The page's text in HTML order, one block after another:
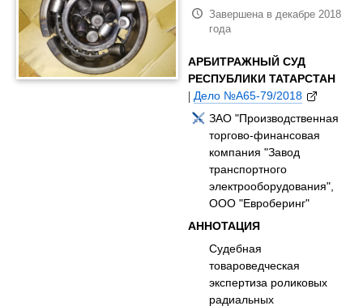
Завершена в декабре 2018
года
АРБИТРАЖНЫЙ СУД
РЕСПУБЛИКИ ТАТАРСТАН
|Дело №А65-79/2018
ЗАО "Производственная
торгово-финансовая
компания "Завод
транспортного
электрооборудования",
ООО "Евроберинг"
АННОТАЦИЯ
Судебная
товароведческая
экспертиза роликовых
радиальных